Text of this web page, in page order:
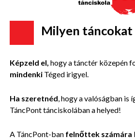
Milyen táncokat
Képzeld el, hogy a tánctér közepén
mindenki Téged irigyel.
Ha szeretnéd, hogy a valóságban is
TáncPont tánciskolában a helyed!
A TáncPont-ban felnőttek számára